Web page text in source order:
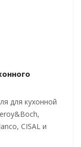
для кухонной
CISAL и